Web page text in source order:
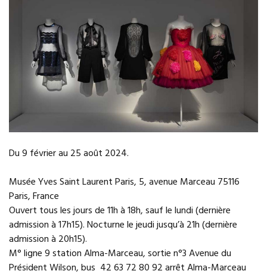
Du 9 février au 25 août 2024.
Musée Yves Saint Laurent Paris, 5, avenue Marceau 75116
Paris, France
Ouvert tous les jours de 11h à 18h, sauf le lundi (dernière
admission à 17h15). Nocturne le jeudi jusqu’à 21h (dernière
admission à 20h15).
M° ligne 9 station Alma-Marceau, sortie n°3 Avenue du
Président Wilson, bus 42 63 72 80 92 arrêt Alma-Marceau